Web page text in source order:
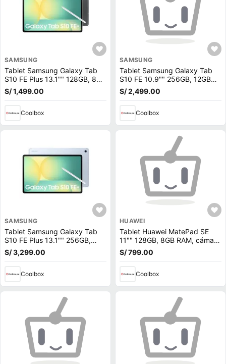
SAMSUNG
Tablet Samsung Galaxy Tab
S10 FE Plus 13.1"" 128GB, 8GB
RAM, cámara principal 13MP y
frontal 12MP, 10090 mAh,
Teclado
S/ 1,499.00
Coolbox
SAMSUNG
Tablet Samsung Galaxy Tab
S10 FE 10.9"" 256GB, 12GB
RAM, cámara principal 13MP y
frontal 12MP, 8000 mAh,
S/ 2,499.00
Coolbox
SAMSUNG
Tablet Samsung Galaxy Tab
S10 FE Plus 13.1"" 256GB,
12GB RAM, cámara principal
13MP y frontal 12MP, 10090
S/ 3,299.00
Coolbox
HUAWEI
Tablet Huawei MatePad SE
11"" 128GB, 8GB RAM, cámara
principal 8MP y frontal 5MP,
7700 mAh, Kirin 710A, azul +
S/ 799.00
Coolbox